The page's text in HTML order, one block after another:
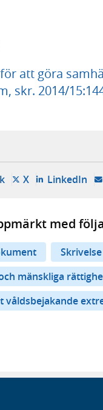
att göra
skr. 2014/
- öppnas i ny flik,
X- öppnas i ny
LinkedIn-
med
Skrivelse
mänskliga
våldsbejakande